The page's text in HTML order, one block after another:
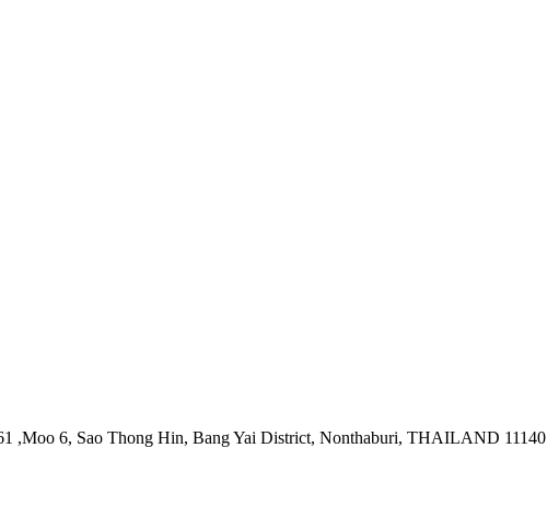
,Moo 6, Sao Thong Hin, Bang Yai District, Nonthaburi, THAILAND 11140